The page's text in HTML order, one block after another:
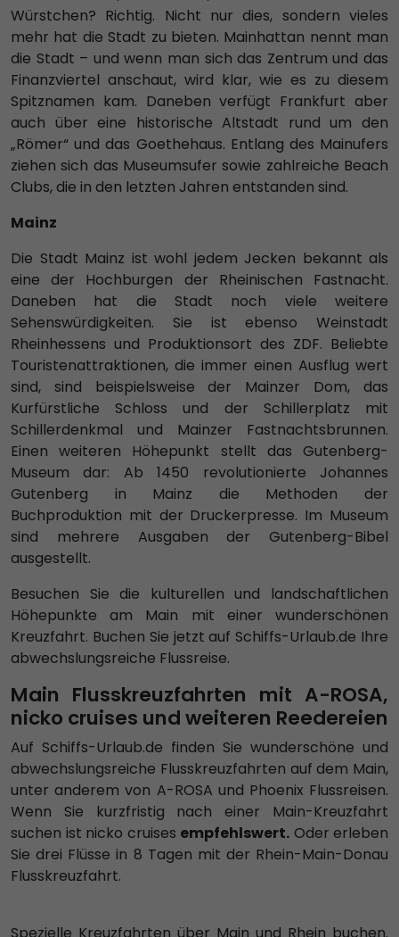
Würstchen? Richtig. Nicht nur dies, sondern vieles
mehr hat die Stadt zu bieten. Mainhattan nennt man
die Stadt – und wenn man sich das Zentrum und das
Finanzviertel anschaut, wird klar, wie es zu diesem
Spitznamen kam. Daneben verfügt Frankfurt aber
auch über eine historische Altstadt rund um den
„Römer“ und das Goethehaus. Entlang des Mainufers
ziehen sich das Museumsufer sowie zahlreiche Beach
Clubs, die in den letzten Jahren entstanden sind.
Mainz
Die Stadt Mainz ist wohl jedem Jecken bekannt als
eine der Hochburgen der Rheinischen Fastnacht.
Daneben hat die Stadt noch viele weitere
Sehenswürdigkeiten. Sie ist ebenso Weinstadt
Rheinhessens und Produktionsort des ZDF. Beliebte
Touristenattraktionen, die immer einen Ausflug wert
sind, sind beispielsweise der Mainzer Dom, das
Kurfürstliche Schloss und der Schillerplatz mit
Schillerdenkmal und Mainzer Fastnachtsbrunnen.
Einen weiteren Höhepunkt stellt das Gutenberg-
Museum dar: Ab 1450 revolutionierte Johannes
Gutenberg in Mainz die Methoden der
Buchproduktion mit der Druckerpresse. Im Museum
sind mehrere Ausgaben der Gutenberg-Bibel
ausgestellt.
Besuchen Sie die kulturellen und landschaftlichen
Höhepunkte am Main mit einer wunderschönen
Kreuzfahrt. Buchen Sie jetzt auf Schiffs-Urlaub.de Ihre
abwechslungsreiche Flussreise.
Main Flusskreuzfahrten mit A-ROSA,
nicko cruises und weiteren Reedereien
Auf Schiffs-Urlaub.de finden Sie wunderschöne und
abwechslungsreiche Flusskreuzfahrten auf dem Main,
unter anderem von A-ROSA und Phoenix Flussreisen.
Wenn Sie kurzfristig nach einer Main-Kreuzfahrt
suchen ist nicko cruises empfehlswert. Oder erleben
Sie drei Flüsse in 8 Tagen mit der Rhein-Main-Donau
Flusskreuzfahrt.